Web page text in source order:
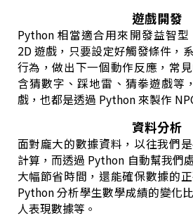
遊戲開發
Python 相當適合用來開發益智
2D 遊戲，只要設定好觸發條件，
行為，做出下一個動作反應，常
含猜數字、踩地雷、猜拳遊戲等
戲，也都是透過 Python 來製作
資料分析
面對龐大的數據資料，以往我們
計算，而透過 Python 自動幫我們
大幅節省時間，還能確保數據的
Python 分析學生數學成績的變化
人表現數據等。